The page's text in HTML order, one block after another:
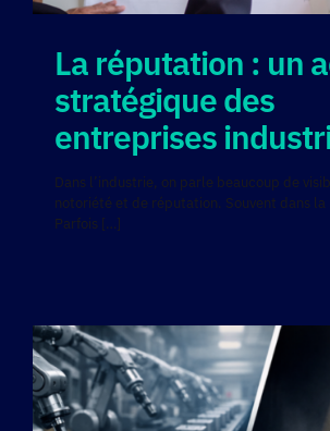
La réputation : un
stratégique des
entreprises
Dans l’industrie, on parle beaucoup de
notoriété et de réputation. Souvent dans la
Parfois […]